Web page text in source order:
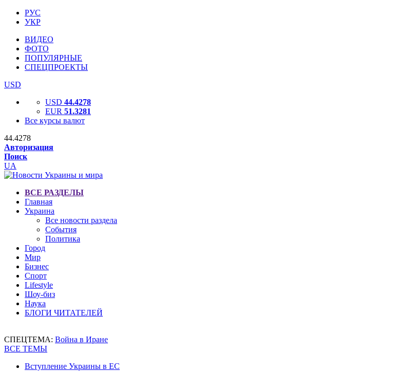
РУС
УКР
ВИДЕО
ФОТО
ПОПУЛЯРНЫЕ
СПЕЦПРОЕКТЫ
USD
USD 44.4278
EUR 51.3281
Все курсы валют
44.4278
Авторизация
Поиск
UA
ВСЕ РАЗДЕЛЫ
Главная
Украина
Все новости раздела
События
Политика
Город
Мир
Бизнес
Спорт
Lifestyle
Шоу-биз
Наука
БЛОГИ ЧИТАТЕЛЕЙ
СПЕЦТЕМА: Война в Иране
ВСЕ ТЕМЫ
Вступление Украины в ЕС